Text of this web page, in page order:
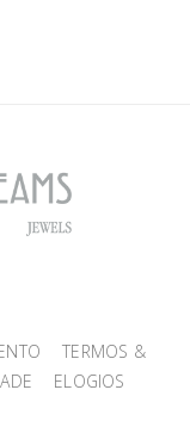
TERMOS &
ELOGIOS